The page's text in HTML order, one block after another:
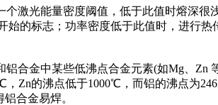
激光能量密度阈值，低于此值时熔深
始的标志；功率密度低于此值时，进行
合金中某些低沸点合金元素(如Mg、Zn
Zn的沸点低于1000℃，而铝的沸点为
铝合金易焊。